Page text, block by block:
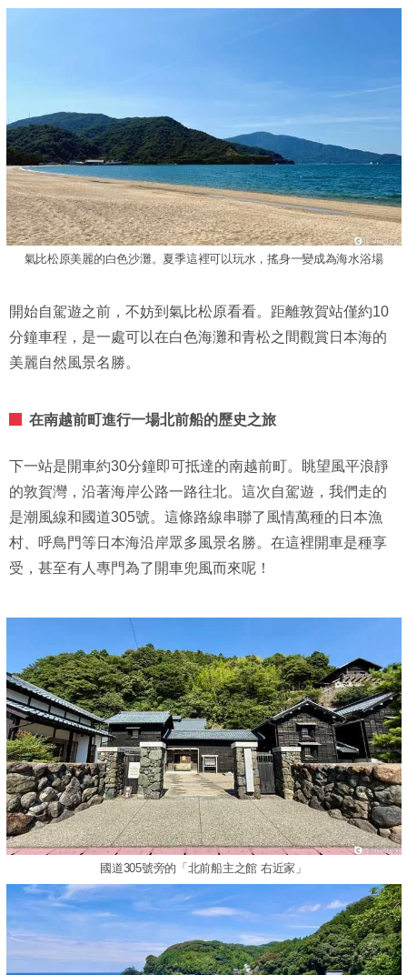
氣比松原美麗的白色沙灘。夏季這裡可以玩水，搖身一變成為海水浴場
開始自駕遊之前，不妨到氣比松原看看。距離敦賀站僅約10
分鐘車程，是一處可以在白色海灘和青松之間觀賞日本海的
美麗自然風景名勝。
在南越前町進行一場北前船的歷史之旅
下一站是開車約30分鐘即可抵達的南越前町。眺望風平浪靜
的敦賀灣，沿著海岸公路一路往北。這次自駕遊，我們走的
是潮風線和國道305號。這條路線串聯了風情萬種的日本漁
村、呼鳥門等日本海沿岸眾多風景名勝。在這裡開車是種享
受，甚至有人專門為了開車兜風而來呢！
國道305號旁的「北前船主之館 右近家」